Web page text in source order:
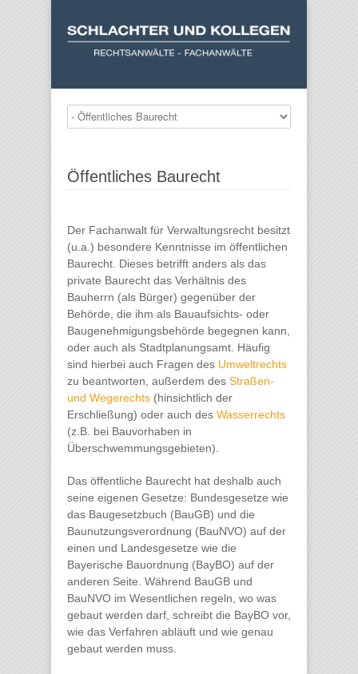
Öffentliches Baurecht
Der Fachanwalt für Verwaltungsrecht besitzt
(u.a.) besondere Kenntnisse im öffentlichen
Baurecht. Dieses betrifft anders als das
private Baurecht das Verhältnis des
Bauherrn (als Bürger) gegenüber der
Behörde, die ihm als Bauaufsichts- oder
Baugenehmigungsbehörde begegnen kann,
oder auch als Stadtplanungsamt. Häufig
sind hierbei auch Fragen des Umweltrechts
zu beantworten, außerdem des Straßen-
und Wegerechts (hinsichtlich der
Erschließung) oder auch des Wasserrechts
(z.B. bei Bauvorhaben in
Überschwemmungsgebieten).
Das öffentliche Baurecht hat deshalb auch
seine eigenen Gesetze: Bundesgesetze wie
das Baugesetzbuch (BauGB) und die
Baunutzungsverordnung (BauNVO) auf der
einen und Landesgesetze wie die
Bayerische Bauordnung (BayBO) auf der
anderen Seite. Während BauGB und
BauNVO im Wesentlichen regeln, wo was
gebaut werden darf, schreibt die BayBO vor,
wie das Verfahren abläuft und wie genau
gebaut werden muss.